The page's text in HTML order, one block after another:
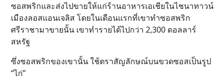
ซอสพริกและส่งไปขายให้แก่ร้านอาหารเอเชียในไชนาทาวน์
เมืองลอสแอนเจลิส โดยในเดือนแรกที่เขาทำซอสพริก
ศรีราชามาขายนั้น เขาทำรายได้ไปกว่า 2,300 ดอลลาร์
สหรัฐ
ซึ่งซอสพริกของเขานั้น ใช้ตราสัญลักษณ์บนขวดซอสเป็นรูป
“ไก่”